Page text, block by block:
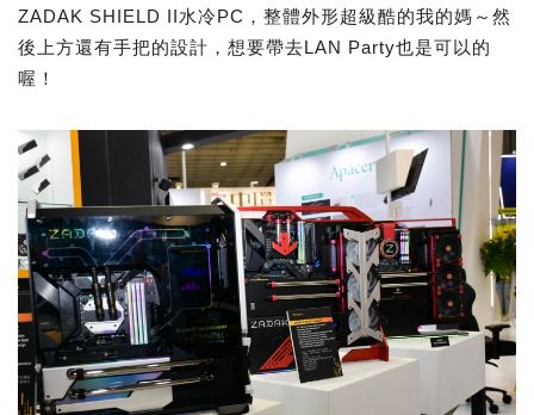
ZADAK SHIELD II水冷PC，整體外形超級酷的我的媽～然
後上方還有手把的設計，想要帶去LAN Party也是可以的
喔！